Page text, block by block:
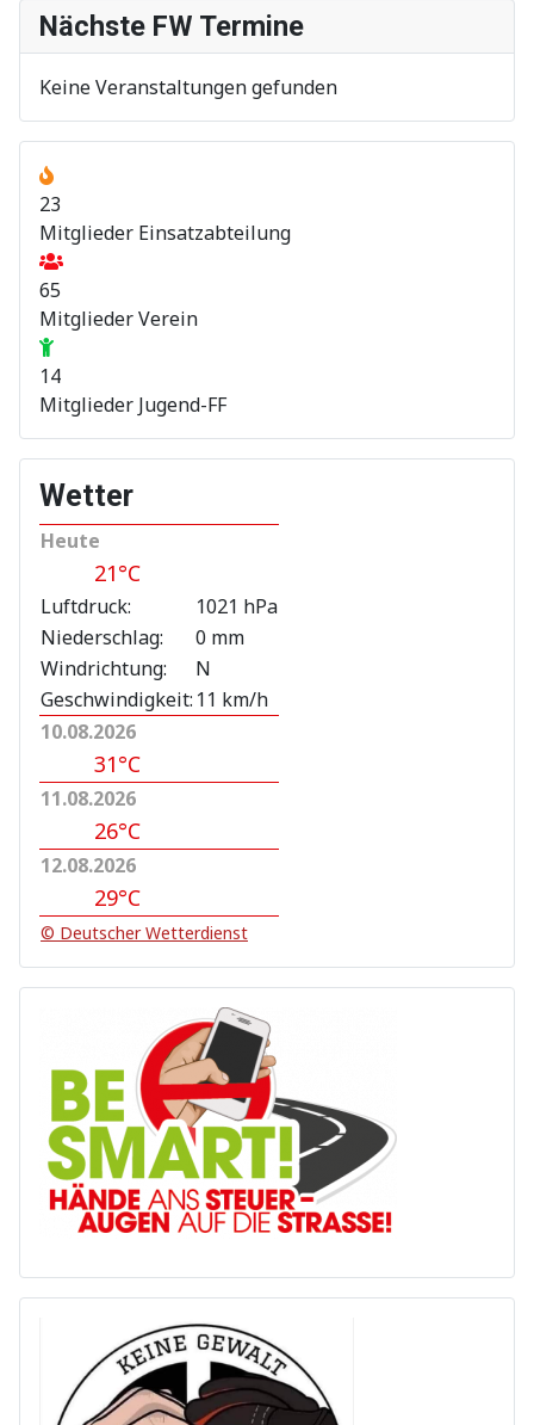
Nächste FW Termine
Keine Veranstaltungen gefunden
23
Mitglieder Einsatzabteilung
65
Mitglieder Verein
14
Mitglieder Jugend-FF
Wetter
Heute
21°C
Luftdruck:
1021 hPa
Niederschlag:
0 mm
Windrichtung:
N
Geschwindigkeit: 11 km/h
10.08.2026
31°C
11.08.2026
26°C
12.08.2026
29°C
© Deutscher Wetterdienst